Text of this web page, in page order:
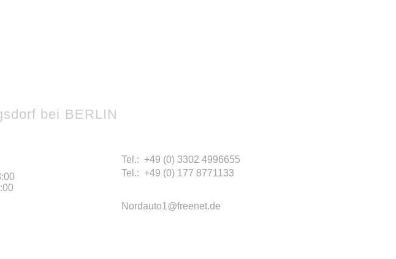
bei BERLIN
Tel.: +49 (0) 3302 4996655
Tel.: +49 (0) 177 8771133
Nordauto1@freenet.de